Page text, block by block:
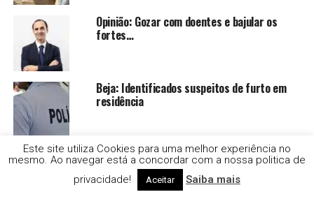
Opinião: Gozar com doentes e bajular os
fortes…
Beja: Identificados suspeitos de furto em
residência
Apreendidas mais de 183 mil doses de
cocaína, em Grândola.
Este site utiliza Cookies para uma melhor experiência no
mesmo. Ao navegar está a concordar com a nossa politica de
privacidade!
Aceitar Saiba mais